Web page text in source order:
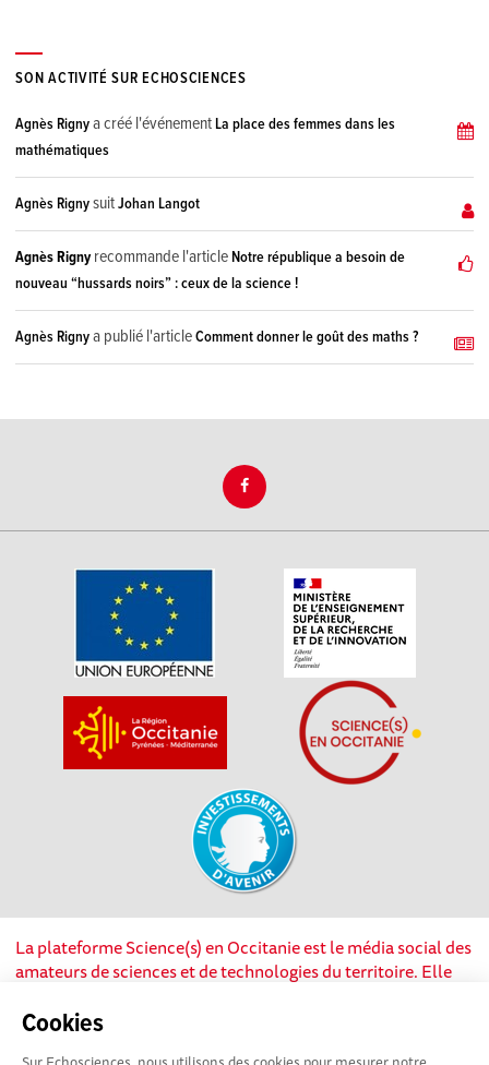
Cookies
SON ACTIVITÉ SUR ECHOSCIENCES
Agnès Rignya créé l'événementLa place des femmes dans les
mathématiques
Agnès RignysuitJohan Langot
Agnès Rignyrecommande l'articleNotre république a besoin de
nouveau “hussards noirs” : ceux de la science !
Agnès Rignya publié l'articleComment donner le goût des maths ?
La plateforme Science(s) en Occitanie est le média social des
amateurs de sciences et de technologies du territoire. Elle
soutien de nombreux acteurs locaux. Ce projet est cofinancé